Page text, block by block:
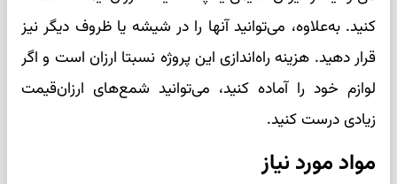
کنید. به‌علاوه، می‌توانید آنها را در شیشه یا ظروف دیگر نیز
قرار دهید. هزینه راه‌اندازی این پروژه نسبتا ارزان است و اگر
لوازم خود را آماده کنید، می‌توانید شمع‌های ارزان‌قیمت
زیادی درست کنید.
مواد مورد نیاز